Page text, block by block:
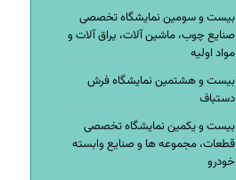
بیست و سومین نمایشگاه تخصصی
صنایع چوب، ماشین آلات، یراق آلات و
مواد اولیه
بیست و هشتمین نمایشگاه فرش
دستباف
بیست و یکمین نمایشگاه تخصصی
قطعات، مجموعه ها و صنایع وابسته
خودرو